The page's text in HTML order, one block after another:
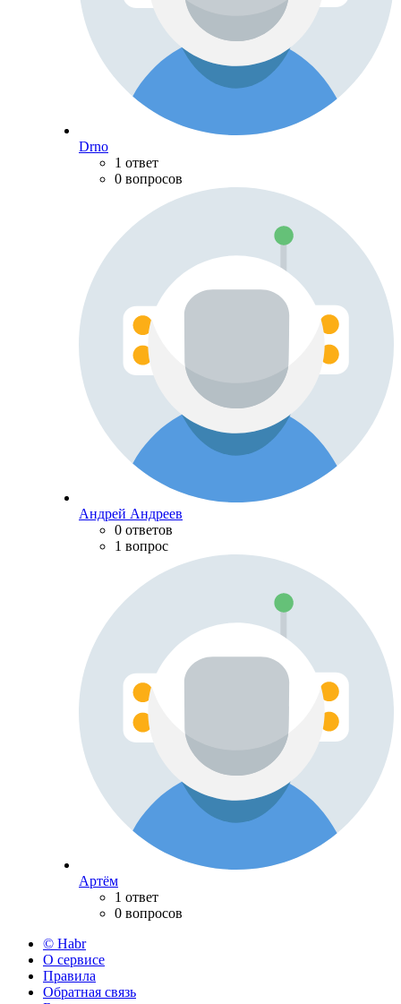
Drno
1 ответ
0 вопросов
Андрей Андреев
0 ответов
1 вопрос
Артём
1 ответ
0 вопросов
© Habr
О сервисе
Правила
Обратная связь